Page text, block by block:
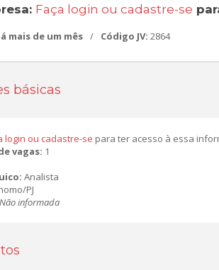
Faça login ou cadastre-se
mais de um mês / Código JV: 2864
básicas
login ou cadastre-se para ter acesso à essa
vagas: 1
Analista
PJ
Não informada